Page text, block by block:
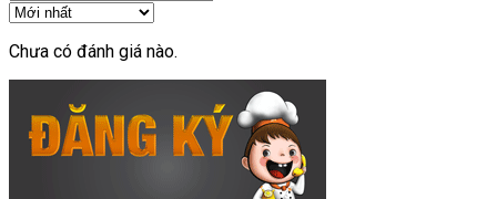
Chưa có đánh giá nào.